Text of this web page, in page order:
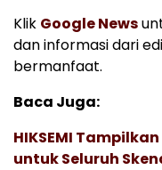
Klik Google News
dan informasi dari
bermanfaat.
Baca Juga:
HIKSEMI
untuk Seluruh